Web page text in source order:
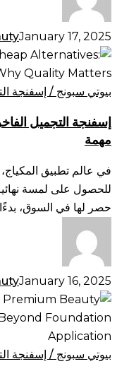
January 17, 2025
إسفنجة
التجميل
الفاخرة
البدائل
الرخيصة:
لماذا
الجودة
بيوتي سبونج / إسفنجة
إسفنجة التجميل
مهمة
في عالم تطبيق
للحصول على لمسة
حصر لها في السوق،
January 16, 2025
الاستفادة
القصوى
من
إسفنجة
بيوتي سبونج / إسفنجة